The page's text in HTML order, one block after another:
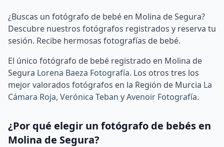
¿Buscas un fotógrafo de bebé en Molina de Segura?
Descubre nuestros fotógrafos registrados y reserva tu
sesión. Recibe hermosas fotografías de bebé.
El único fotógrafo de bebé registrado en Molina de
Segura Lorena Baeza Fotografía. Los otros tres los
mejor valorados fotógrafos en la Región de Murcia La
Cámara Roja, Verónica Teban yAvenoir Fotografía.
¿Por qué elegir un fotógrafo de bebés en
Molina de Segura?